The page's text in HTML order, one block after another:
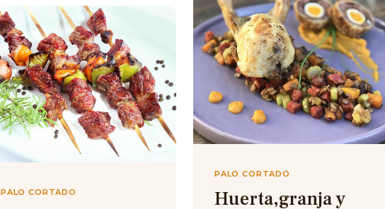
PALO CORTADO
Huerta,granja y
PALO CORTADO